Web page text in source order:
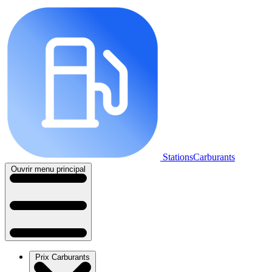
StationsCarburants
Ouvrir menu principal
Prix Carburants